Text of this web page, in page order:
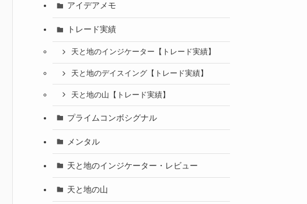
アイデアメモ
トレード実績
天と地のインジケーター【トレード実績】
天と地のデイスイング【トレード実績】
天と地の山【トレード実績】
プライムコンボシグナル
メンタル
天と地のインジケーター・レビュー
天と地の山